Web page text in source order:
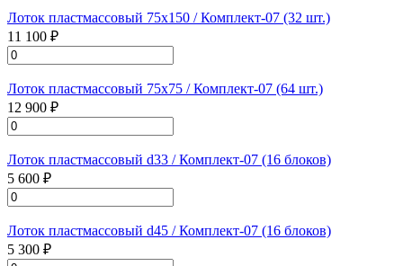
Лоток пластмассовый 75х150 / Комплект-07 (32 шт.)
11 100 ₽
Лоток пластмассовый 75х75 / Комплект-07 (64 шт.)
12 900 ₽
Лоток пластмассовый d33 / Комплект-07 (16 блоков)
5 600 ₽
Лоток пластмассовый d45 / Комплект-07 (16 блоков)
5 300 ₽